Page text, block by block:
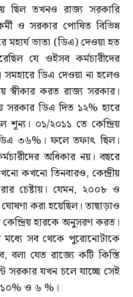
ছিল তখনও রাজ্য সরকারি
ও সরকার পোষিত বিভিন্ন
মহার্ঘ ভাতা (ডিএ) দেওয়া হত
যে ওইসব কর্মচারীদের
সমহারে ডিএ দেওয়া না হলেও
স্বীকার করত রাজ্য সরকার।
সরকার ডিএ দিত ১২% হারে
শূন্য। ০১/২০১১ তে কেন্দ্রিয়
৩৬%। ফলে তফাৎ ছিল।
অধিকার নয়। বছরে
কখনো তিনবারও, কেন্দ্রীয়
চেষ্টায়। যেমন, ২০০৮ ও
করা হয়েছিল। তাছাড়াও
কেন্দ্রিয় হারকে অনুসরণ করত।
মধ্যে সব থেকে পুরোনোটাকে
যেত রাজ্যে কটি কিস্তি
সরকার যখন চলে যাচ্ছে সেই
১০% ও ৬ %।